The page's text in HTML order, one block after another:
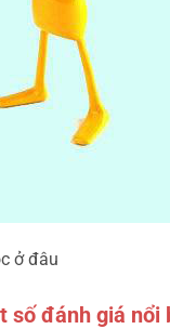
ở đâu
số đánh giá nổi